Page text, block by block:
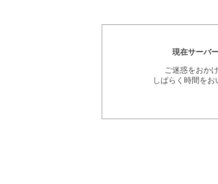
現在サーバ
ご迷惑をおか
しばらく時間を